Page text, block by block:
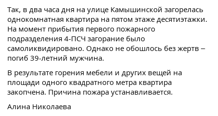
Так, в два часа дня на улице Камышинской загорелась
однокомнатная квартира на пятом этаже десятиэтажки.
На момент прибытия первого пожарного
подразделения 4-ПСЧ загорание было
самоликвидировано. Однако не обошлось без жертв –
погиб 39-летний мужчина.
В результате горения мебели и других вещей на
площади одного квадратного метра квартира
закопчена. Причина пожара устанавливается.
Алина Николаева